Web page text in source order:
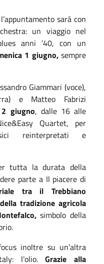
sarà con
un viaggio nel
anni ’40, con un
1 giugno,sempre
Giammari (voce),
e Matteo Fabrizi
giugno, dalle 16 alle
Quartet, per
reinterpretati e
tutta la durata della
parte a Il piacere di
tra il Trebbiano
tradizione agricola
simbolo della
inoltre su un’altra
l’olio.Grazie alla